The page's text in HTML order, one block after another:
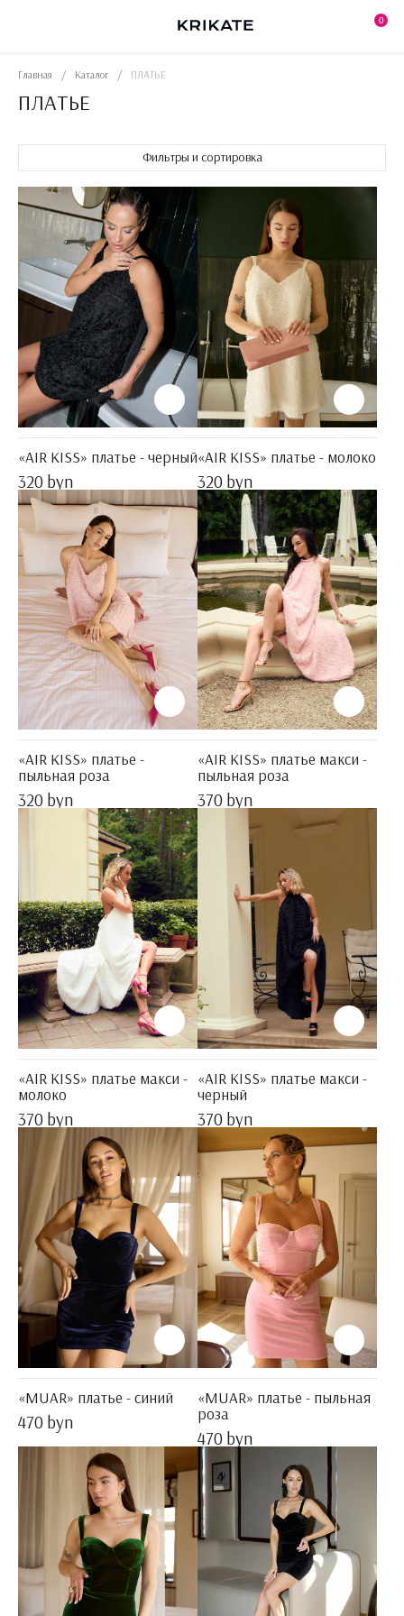
content
0
Главная / Каталог / ПЛАТЬЕ
ПЛАТЬЕ
Фильтры и сортировка
«AIR KISS» платье - черный
320 byn
«AIR KISS» платье - молоко
320 byn
«AIR KISS» платье -
пыльная роза
320 byn
«AIR KISS» платье макси -
пыльная роза
370 byn
«AIR KISS» платье макси -
молоко
370 byn
«AIR KISS» платье макси -
черный
370 byn
«MUAR» платье - синий
470 byn
«MUAR» платье - пыльная
роза
470 byn